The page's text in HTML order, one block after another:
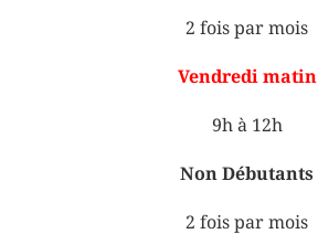
2 fois par mois
Vendredi matin
9h à 12h
Non Débutants
2 fois par mois